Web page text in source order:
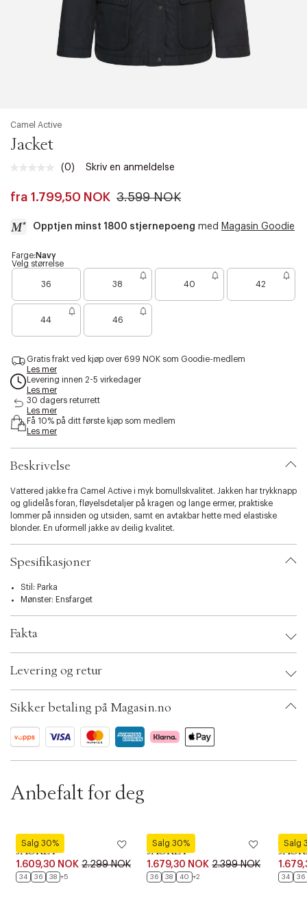
Camel Active
Jacket
Ingen
Samme
sidelenke.
(0) Skriv en anmeldelse
fra 1.799,50 NOK 3.599 NOK
Opptjen minst 1800 stjernepoeng med Magasin Goodie
a
c
s
i
l
i
y
.
v
i
t
i
o
n
e
e
c
t
i
o
n
Farge: Navy
Velg størrelse
36
r
o
n
f
i
j
n
38 40 42
44 46
Gratis frakt ved kjøp over 699 NOK som Goodie-medlem
Les mer
Levering innen 2-5 virkedager
Les mer
30 dagers returrett
Les mer
Få 10% på ditt første kjøp som medlem
Les mer
Beskrivelse
Vattered jakke fra Camel Active i myk bomullskvalitet. Jakken har trykknapp
og glidelås foran, fløyelsdetaljer på kragen og lange ermer, praktiske
lommer på innsiden og utsiden, samt en avtakbar hette med elastiske
blonder. En uformell jakke av deilig kvalitet.
Spesifikasjoner
Stil: Parka
Mønster: Ensfarget
Fakta
EAN: 4063366107253
Ax numbers: 06791740
ID: BKOL41-0085
Levering og retur
Sikker betaling på Magasin.no
Anbefalt for deg
Salg 30%
Luhta
JACKET
1.609,30 NOK 2.299 NOK
34 36 38 +5
Salg 30%
Luhta
JACKET
1.679,30 NOK 2.399 NOK
36 38 40 +2
Salg
Luhta
34 36